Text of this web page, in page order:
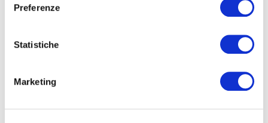
Preferenze
Statistiche
Marketing